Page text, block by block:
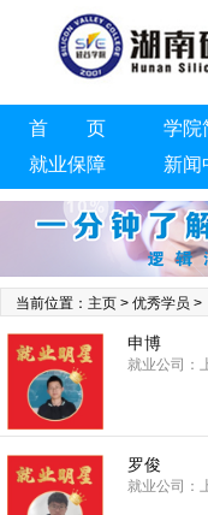
首 页 学院
就业保障
新闻
联系我们
当前位置： 主页 > 优秀学员 >
申博
就业公司：
罗俊
就业公司：